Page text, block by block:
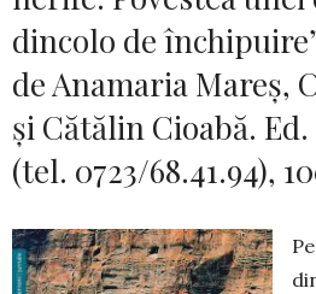
dincolo de
de Anamaria Ma­reș,
și Cătălin Cioabă.
(tel. 0723/68.41.94),